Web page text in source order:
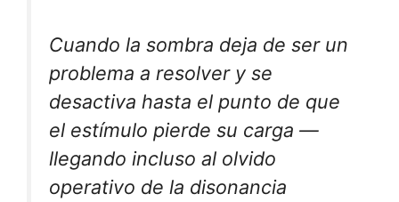
Cuando la sombra deja de ser un
problema a resolver y se
desactiva hasta el punto de que
el estímulo pierde su carga —
llegando incluso al olvido
operativo de la disonancia